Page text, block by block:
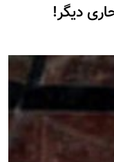
ديگر!